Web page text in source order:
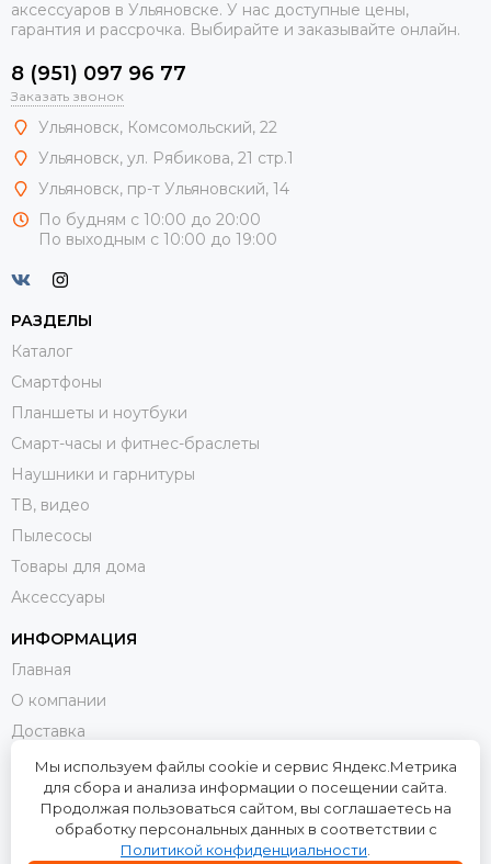
аксессуаров в Ульяновске. У нас доступные цены,
гарантия и рассрочка. Выбирайте и заказывайте онлайн.
8 (951) 097 96 77
Заказать звонок
Ульяновск, Комсомольский, 22
Ульяновск, ул. Рябикова, 21 стр.1
Ульяновск, пр-т Ульяновский, 14
По будням с 10:00 до 20:00
По выходным с 10:00 до 19:00
РАЗДЕЛЫ
Каталог
Смартфоны
Планшеты и ноутбуки
Смарт-часы и фитнес-браслеты
Наушники и гарнитуры
ТВ, видео
Пылесосы
Товары для дома
Аксессуары
ИНФОРМАЦИЯ
Главная
О компании
Доставка
Оплата
Возврат и обмен
Контакты
Политика конфиденциальности
Мы используем файлы cookie и сервис Яндекс.Метрика
для сбора и анализа информации о посещении сайта.
Продолжая пользоваться сайтом, вы соглашаетесь на
обработку персональных данных в соответствии с
Политикой конфиденциальности